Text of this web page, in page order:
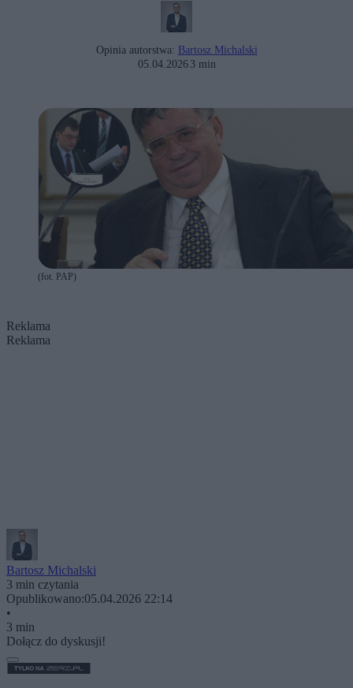
Opinia autorstwa: Bartosz Michalski
05.04.2026 3 min
(fot. PAP)
Reklama
Reklama
Bartosz Michalski
3 min czytania
Opublikowano:05.04.2026 22:14
•
3 min
Dołącz do dyskusji!